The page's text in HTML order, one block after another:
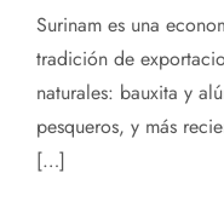
Surinam es una
tradición de
naturales: bauxita y
pesqueros, y más
[…]